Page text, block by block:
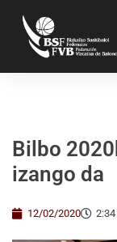
Bilbo
izango da
12/02/2020